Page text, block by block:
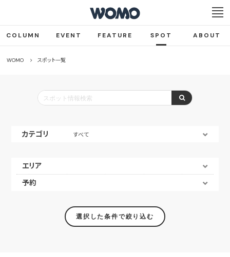
COLUMN EVENT FEATURE SPOT ABOUT
WOMO スポット一覧
カテゴリ すべて
エリア
予約
選択した条件で絞り込む